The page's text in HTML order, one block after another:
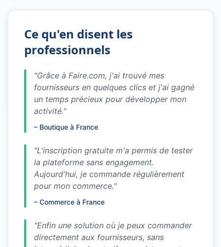
Ce qu'en disent les
professionnels
"Grâce à Faire.com, j'ai trouvé mes
fournisseurs en quelques clics et j'ai gagné
un temps précieux pour développer mon
activité."
– Boutique à France
"L'inscription gratuite m'a permis de tester
la plateforme sans engagement.
Aujourd'hui, je commande régulièrement
pour mon commerce."
– Commerce à France
"Enfin une solution où je peux commander
directement aux fournisseurs, sans